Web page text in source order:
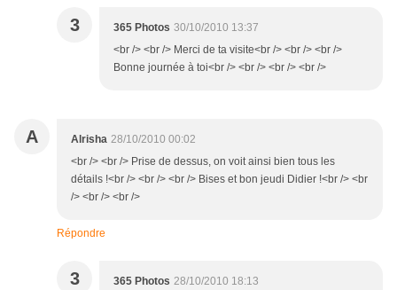
3 365 Photos 30/10/2010 13:37
<br /> <br /> Merci de ta visite<br /> <br /> <br />
Bonne journée à toi<br /> <br /> <br /> <br />
A Alrisha 28/10/2010 00:02
<br /> <br /> Prise de dessus, on voit ainsi bien tous les
détails !<br /> <br /> <br /> Bises et bon jeudi Didier !<br /> <br
/> <br /> <br />
Répondre
3 365 Photos 28/10/2010 18:13